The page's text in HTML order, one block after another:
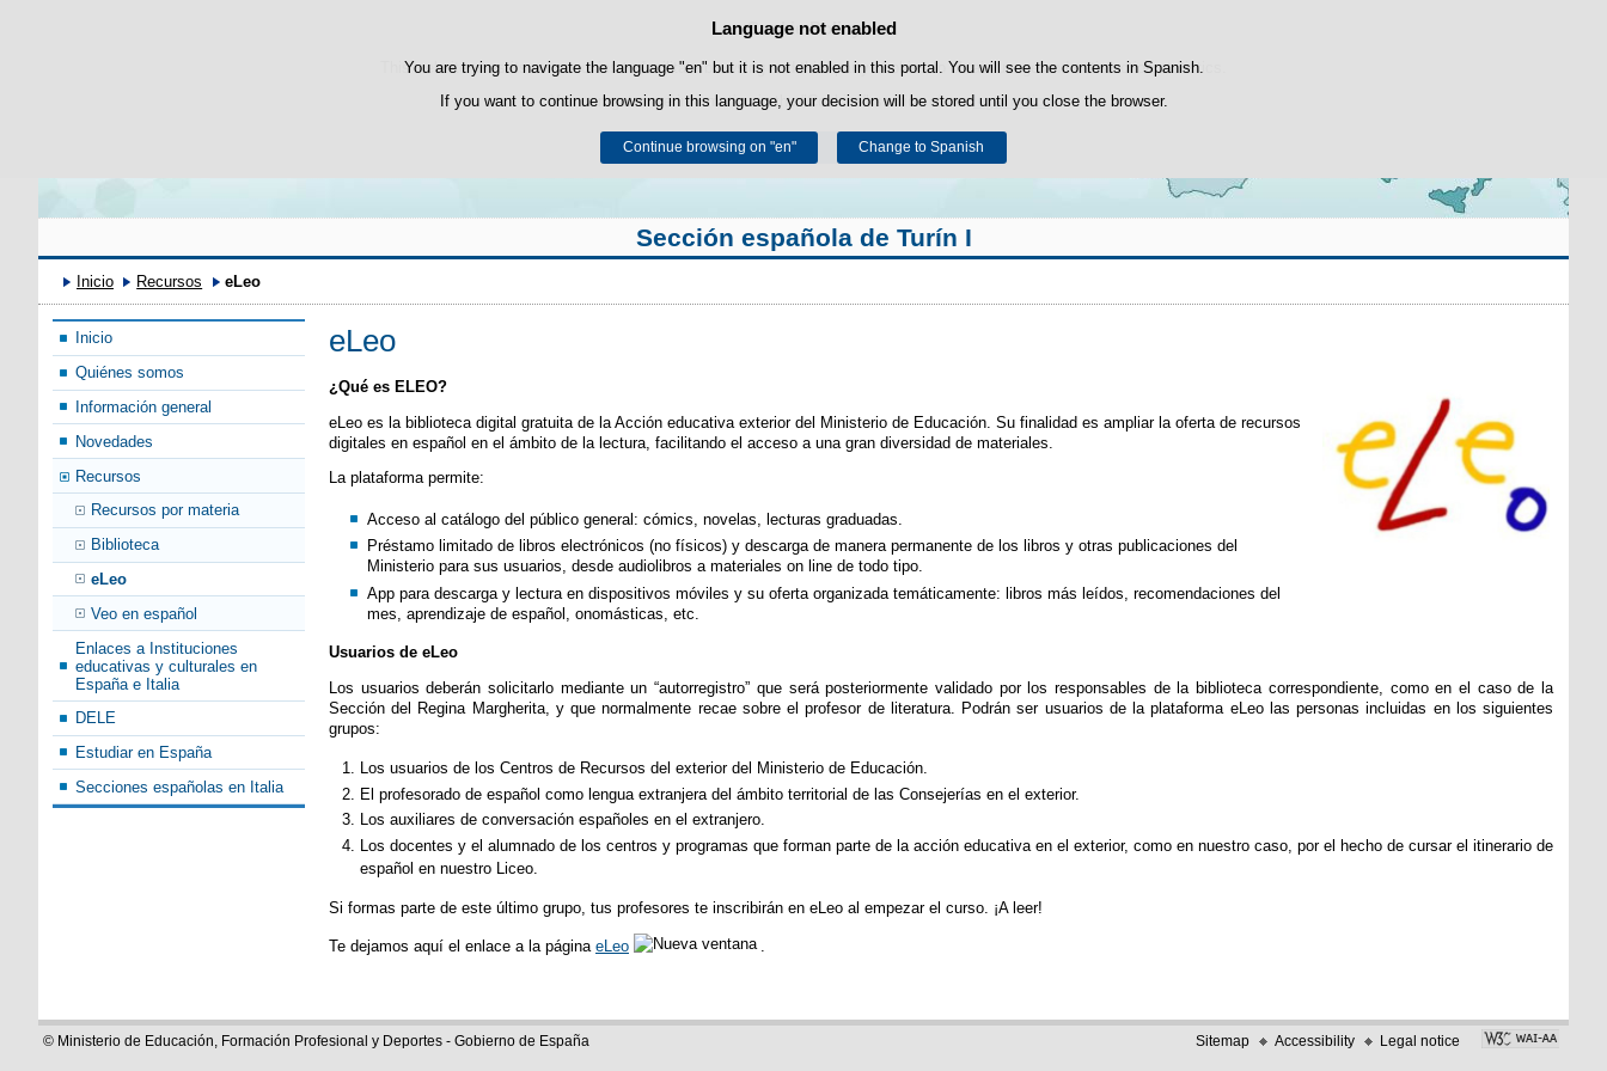
Cookie Policy
This website uses its own cookies to facilitate browsing and third-party cookies to obtain usage and satisfaction statistics.
You can get more information in the "Cookies" section of ourlegal notice.
Accept Reject
Language not enabled
You are trying to navigate the language "en" but it is not enabled in this portal. You will see the contents in Spanish.
If you want to continue browsing in this language, your decision will be stored until you close the browser.
Continue browsing on "en" Change to Spanish
Skip to content
Sección española de Turín I
Inicio Recursos eLeo
Inicio
Quiénes somos
Información general
Novedades
Recursos
Recursos por materia
Biblioteca
eLeo
Veo en español
Enlaces a Instituciones
educativas y culturales en
España e Italia
DELE
Estudiar en España
Secciones españolas en Italia
eLeo
¿Qué es ELEO?
eLeo es la biblioteca digital gratuita de la Acción educativa exterior del Ministerio de Educación. Su finalidad es ampliar la oferta de recursos
digitales en español en el ámbito de la lectura, facilitando el acceso a una gran diversidad de materiales.
La plataforma permite:
Acceso al catálogo del público general: cómics, novelas, lecturas graduadas.
Préstamo limitado de libros electrónicos (no físicos) y descarga de manera permanente de los libros y otras publicaciones del
Ministerio para sus usuarios, desde audiolibros a materiales on line de todo tipo.
App para descarga y lectura en dispositivos móviles y su oferta organizada temáticamente: libros más leídos, recomendaciones del
mes, aprendizaje de español, onomásticas, etc.
Usuarios de eLeo
Los usuarios deberán solicitarlo mediante un “autorregistro” que será posteriormente validado por los responsables de la biblioteca correspondiente, como en el caso de la
Sección del Regina Margherita, y que normalmente recae sobre el profesor de literatura. Podrán ser usuarios de la plataforma eLeo las personas incluidas en los siguientes
grupos:
Los usuarios de los Centros de Recursos del exterior del Ministerio de Educación.
El profesorado de español como lengua extranjera del ámbito territorial de las Consejerías en el exterior.
Los auxiliares de conversación españoles en el extranjero.
Los docentes y el alumnado de los centros y programas que forman parte de la acción educativa en el exterior, como en nuestro caso, por el hecho de cursar el itinerario de
español en nuestro Liceo.
Si formas parte de este último grupo, tus profesores te inscribirán en eLeo al empezar el curso. ¡A leer!
Te dejamos aquí el enlace a la página eLeo .
© Ministerio de Educación, Formación Profesional y Deportes - Gobierno de España Sitemap Accessibility Legal notice